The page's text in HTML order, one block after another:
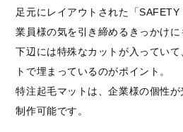
足元にレイアウトされた「
業員様の気を引き締めるきっかけに
下辺には特殊なカットが入ってい
トで埋まっているのがポイント。
特注起毛マットは、企業様の個性
制作可能です。